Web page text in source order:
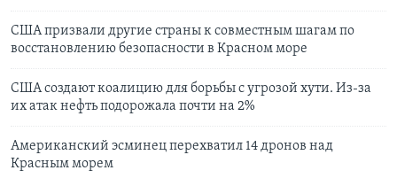
США призвали другие страны к совместным шагам по
восстановлению безопасности в Красном море
США создают коалицию для борьбы с угрозой хути. Из-за
их атак нефть подорожала почти на 2%
Американский эсминец перехватил 14 дронов над
Красным морем